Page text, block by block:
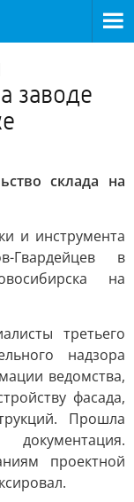
заводе
склада на
и инструмента
Гвардейцев в
на
третьего
надзора
ведомства,
фасада,
Прошла
проектной